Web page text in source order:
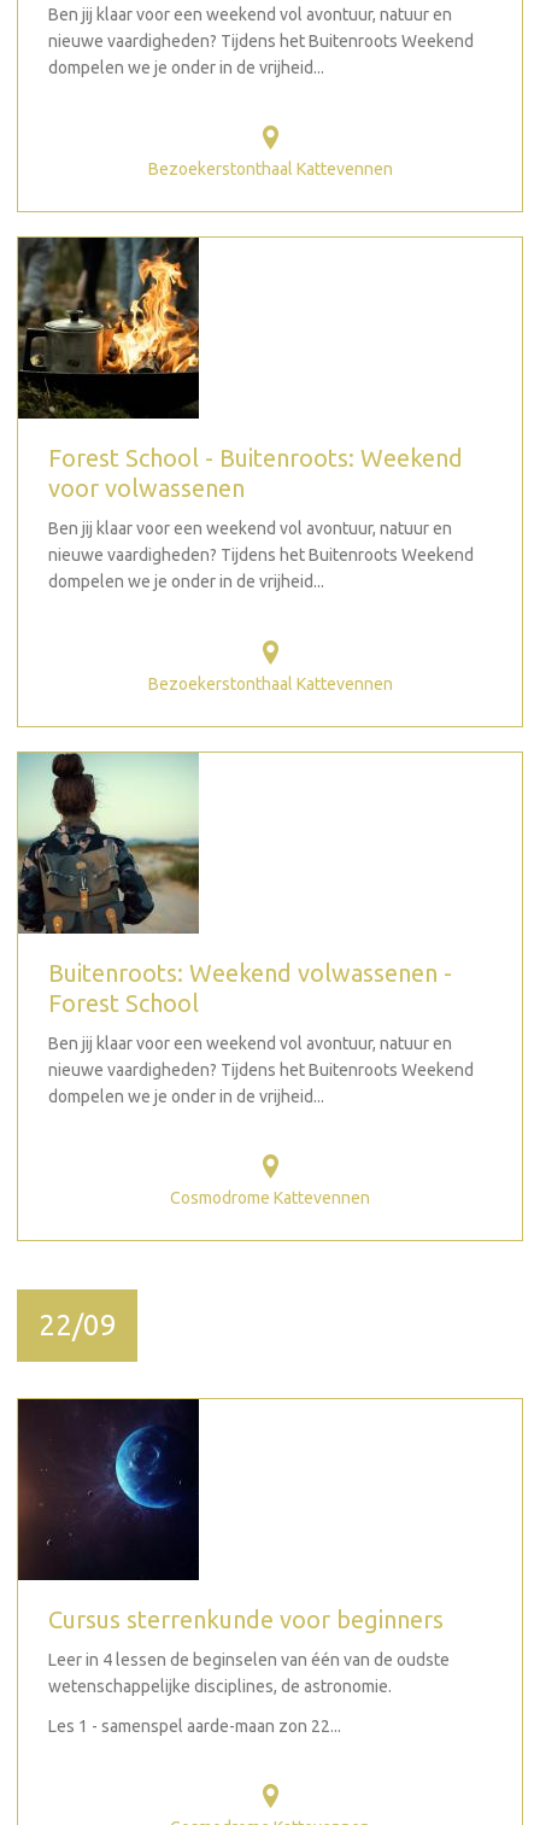
Ben jij klaar voor een weekend vol avontuur, natuur en
nieuwe vaardigheden? Tijdens het Buitenroots Weekend
dompelen we je onder in de vrijheid...
Bezoekerstonthaal Kattevennen
Forest School - Buitenroots: Weekend
voor volwassenen
Ben jij klaar voor een weekend vol avontuur, natuur en
nieuwe vaardigheden? Tijdens het Buitenroots Weekend
dompelen we je onder in de vrijheid...
Bezoekerstonthaal Kattevennen
Buitenroots: Weekend volwassenen -
Forest School
Ben jij klaar voor een weekend vol avontuur, natuur en
nieuwe vaardigheden? Tijdens het Buitenroots Weekend
dompelen we je onder in de vrijheid...
Cosmodrome Kattevennen
22/09
Cursus sterrenkunde voor beginners
Leer in 4 lessen de beginselen van één van de oudste
wetenschappelijke disciplines, de astronomie.
Les 1 - samenspel aarde-maan zon 22...